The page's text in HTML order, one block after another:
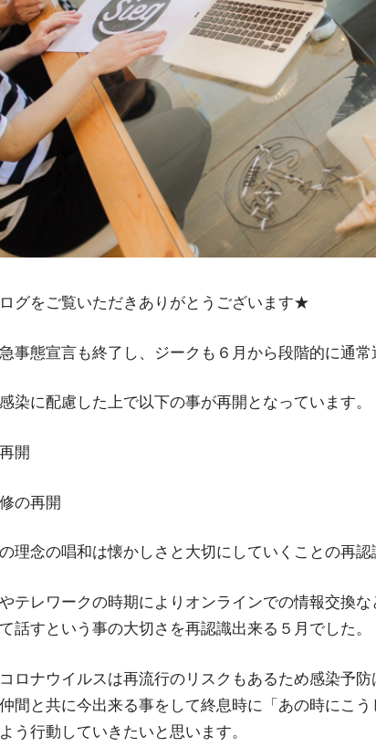
グをご覧いただきありがとうございます★
事態宣言も終了し、ジークも６月から段階的に通常
染に配慮した上で以下の事が再開となっています。
開
の再開
理念の唱和は懐かしさと大切にしていくことの再認
テレワークの時期によりオンラインでの情報交換
話すという事の大切さを再認識出来る５月でした。
ロナウイルスは再流行のリスクもあるため感染予
間と共に今出来る事をして終息時に「あの時にこ
う行動していきたいと思います。